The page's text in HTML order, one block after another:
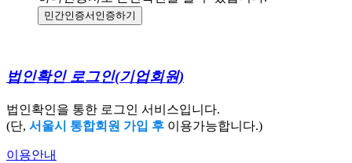
민간인증서 인증하기
법인확인 로그인(기업회원)
법인확인을 통한 로그인 서비스입니다.
(단, 서울시 통합회원 가입 후 이용가능합니다.)
이용안내